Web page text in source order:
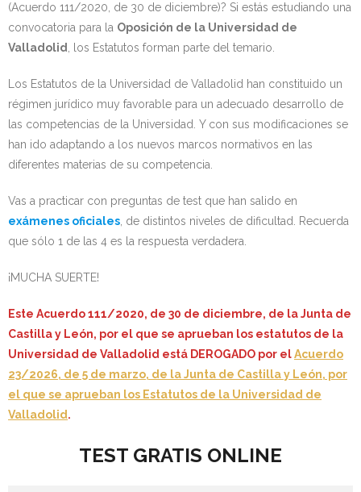
- Seguridad Social
- - OPOSICIÓN Gestión Seguridad Social – 2025
- - OPOSICIÓN Administrativo Seguridad Social – 2025
- - OPOSICIÓN Administrativo Seguridad Social - 2024
- Andalucía
- - TEST de Auxiliar Administrativo SAS 2026
- - OPOSICIÓN Administrativo SAS – 2025
- - OPOSICIÓN Auxiliar Administrativo SAS – 2025
- - OPOSICIÓN Celador SAS – 2025
- - OPOSICIÓN Auxiliar Administrativo de la Junta de
Andalucía - 2024
- - OPOSICIÓN Administrativo de la Junta de Andalucía –
(Acuerdo 111/2020, de 30 de diciembre)? Si estás estudiando una
convocatoria para la Oposición de la Universidad de
Valladolid
, los Estatutos forman parte del temario.
Los Estatutos de la Universidad de Valladolid han constituido un
régimen jurídico muy favorable para un adecuado desarrollo de
las competencias de la Universidad. Y con sus modificaciones se
han ido adaptando a los nuevos marcos normativos en las
diferentes materias de su competencia.
Vas a practicar con preguntas de test que han salido en
exámenes oficiales , de distintos niveles de dificultad. Recuerda
que sólo 1 de las 4 es la respuesta verdadera.
¡MUCHA SUERTE!
Este Acuerdo 111/2020, de 30 de diciembre, de la Junta de
Castilla y León, por el que se aprueban los estatutos de la
Universidad de Valladolid está DEROGADO por elAcuerdo
23/2026, de 5 de marzo, de la Junta de Castilla y León, por
el que se aprueban los Estatutos de la Universidad de
Valladolid .
TEST GRATIS ONLINE